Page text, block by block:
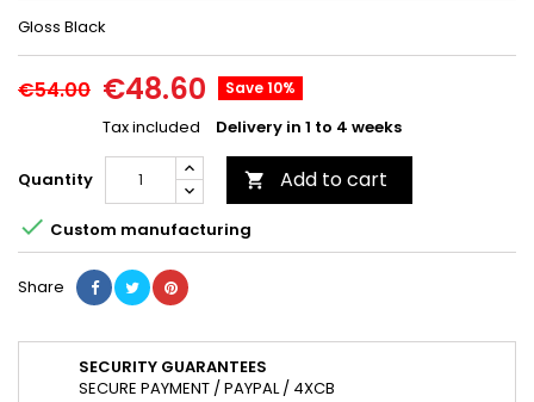
Gloss Black
€54.00 €48.60 Save 10%
Tax included Delivery in 1 to 4 weeks
Quantity  Add to cart
 Custom manufacturing
Share
SECURITY GUARANTEES
SECURE PAYMENT / PAYPAL / 4XCB